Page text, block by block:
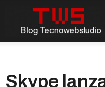
Skype